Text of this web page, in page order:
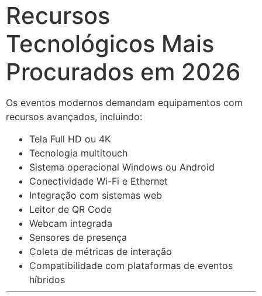
Recursos
Tecnológicos Mais
Procurados em 2026
Os eventos modernos demandam equipamentos com
recursos avançados, incluindo:
Tela Full HD ou 4K
Tecnologia multitouch
Sistema operacional Windows ou Android
Conectividade Wi-Fi e Ethernet
Integração com sistemas web
Leitor de QR Code
Webcam integrada
Sensores de presença
Coleta de métricas de interação
Compatibilidade com plataformas de eventos
híbridos